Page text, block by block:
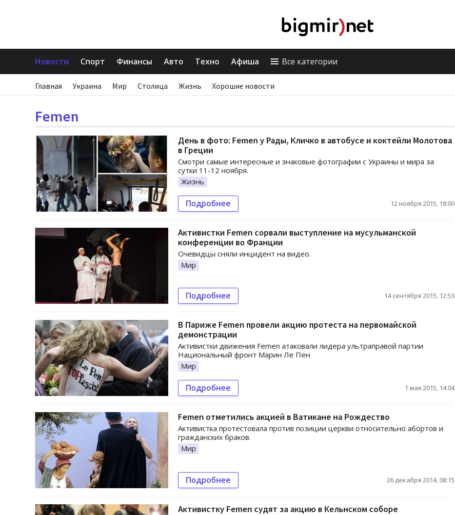
Новости Спорт Финансы Авто Техно Афиша Все категории
Главная Украина Мир Столица Жизнь Хорошие новости
Femen
День в фото: Femen у Рады, Кличко в автобусе и коктейли Молотова
в Греции
Смотри самые интересные и знаковые фотографии с Украины и мира за
сутки 11-12 ноября.
Жизнь
Подробнее 12 ноября 2015, 18:00
Активистки Femen сорвали выступление на мусульманской
конференции во Франции
Очевидцы сняли инцидент на видео.
Мир
Подробнее 14 сентября 2015, 12:53
В Париже Femen провели акцию протеста на первомайской
демонстрации
Активистки движения Femen атаковали лидера ультраправой партии
Национальный фронт Марин Ле Пен
Мир
Подробнее 1 мая 2015, 14:04
Femen отметились акцией в Ватикане на Рождество
Активистка протестовала против позиции церкви относительно абортов и
гражданских браков.
Мир
Подробнее 26 декабря 2014, 08:15
Активистку Femen судят за акцию в Кельнском соборе